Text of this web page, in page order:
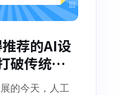
荐的AI设
破传统工
的今天，人工